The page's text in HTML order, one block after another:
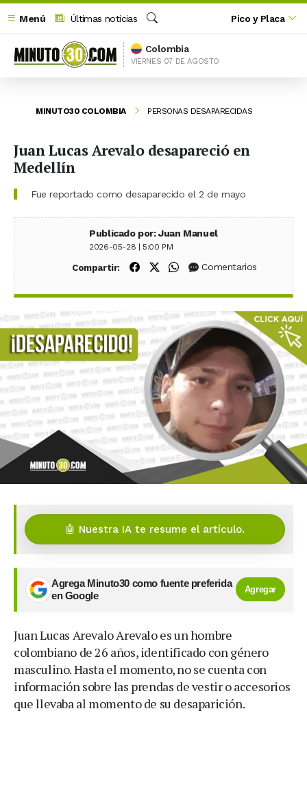
Menú
Últimas noticias
Buscar
Pico y Placa
Colombia
VIERNES 07 DE AGOSTO
MINUTO30 COLOMBIA PERSONAS DESAPARECIDAS
Juan Lucas Arevalo desapareció en
Medellín
Fue reportado como desaparecido el 2 de mayo
Publicado por: Juan Manuel
2026-05-28 | 5:00 PM
Compartir: Compartir en Facebook
Compartir en X (Twitter)
Compartir en WhatsApp
Comentarios
🤖 Nuestra IA te resume el artículo.
Agrega Minuto30 como fuente preferida
en Google
Agregar
Juan Lucas Arevalo Arevalo es un hombre
colombiano de 26 años, identificado con género
masculino. Hasta el momento, no se cuenta con
información sobre las prendas de vestir o accesorios
que llevaba al momento de su desaparición.